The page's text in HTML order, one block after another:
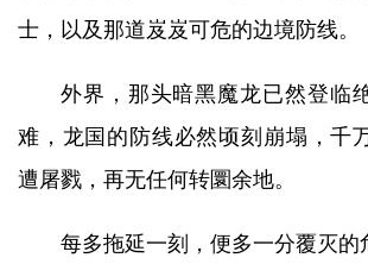
士，以及那道岌岌可危的边境防线。
外界，那头暗黑魔龙已然登临
难，龙国的防线必然顷刻崩塌，千
遭屠戮，再无任何转圜余地。
每多拖延一刻，便多一分覆灭的